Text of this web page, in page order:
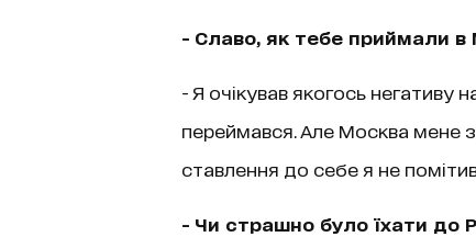
- Cлаво, як тебе приймали в
- Я очікував якогось
переймався. Але Москва мене
ставлення до себе я не
- Чи страшно було їхати до